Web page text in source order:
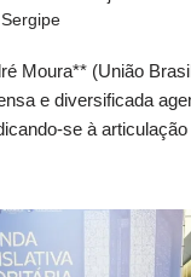
Moura** (União
e diversificada
se à